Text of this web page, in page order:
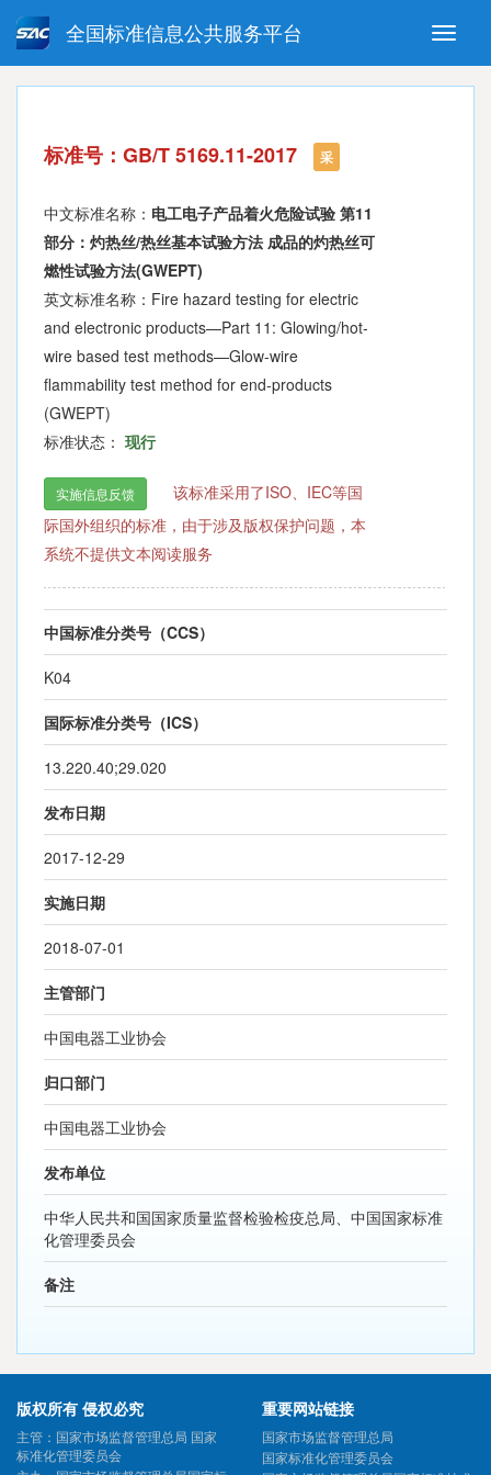
Toggle
全国标准信息公共服务平台
强制性国家标准 推荐性国家标准
指导性技术文件 (National standards in foreign
language version)
标准号：GB/T 5169.11-2017 采
中文标准名称： 电工电子产品着火危险试验 第11
部分：灼热丝/热丝基本试验方法 成品的灼热丝可
燃性试验方法(GWEPT)
英文标准名称：Fire hazard testing for electric
and electronic products—Part 11: Glowing/hot-
wire based test methods—Glow-wire
flammability test method for end-products
(GWEPT)
标准状态： 现行
实施信息反馈
该标准采用了ISO、IEC等国
际国外组织的标准，由于涉及版权保护问题，本
系统不提供文本阅读服务
中国标准分类号（CCS）
K04
国际标准分类号（ICS）
13.220.40;29.020
发布日期
2017-12-29
实施日期
2018-07-01
主管部门
中国电器工业协会
归口部门
中国电器工业协会
发布单位
中华人民共和国国家质量监督检验检疫总局、中国国家标准
化管理委员会
备注
版权所有 侵权必究
主管：国家市场监督管理总局 国家
标准化管理委员会
重要网站链接
国家市场监督管理总局
国家标准化管理委员会